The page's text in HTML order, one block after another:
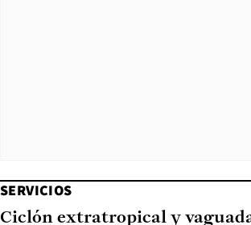
SERVICIOS
Ciclón extratropical y